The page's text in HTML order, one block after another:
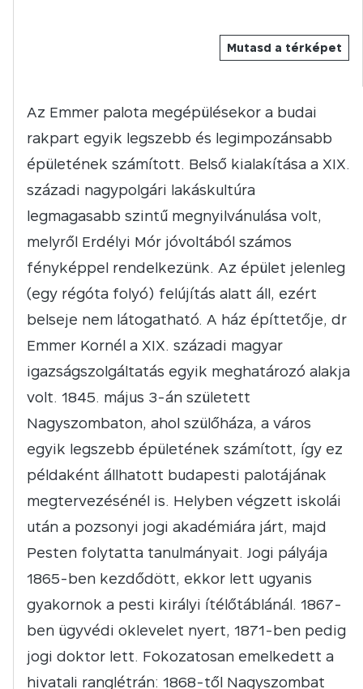
Mutasd a térképet
Az Emmer palota megépülésekor a budai
rakpart egyik legszebb és legimpozánsabb
épületének számított. Belső kialakítása a XIX.
századi nagypolgári lakáskultúra
legmagasabb szintű megnyilvánulása volt,
melyről Erdélyi Mór jóvoltából számos
fényképpel rendelkezünk. Az épület jelenleg
(egy régóta folyó) felújítás alatt áll, ezért
belseje nem látogatható. A ház építtetője, dr
Emmer Kornél a XIX. századi magyar
igazságszolgáltatás egyik meghatározó alakja
volt. 1845. május 3-án született
Nagyszombaton, ahol szülőháza, a város
egyik legszebb épületének számított, így ez
példaként állhatott budapesti palotájának
megtervezésénél is. Helyben végzett iskolái
után a pozsonyi jogi akadémiára járt, majd
Pesten folytatta tanulmányait. Jogi pályája
1865-ben kezdődött, ekkor lett ugyanis
gyakornok a pesti királyi ítélőtáblánál. 1867-
ben ügyvédi oklevelet nyert, 1871-ben pedig
jogi doktor lett. Fokozatosan emelkedett a
hivatali ranglétrán: 1868-től Nagyszombat